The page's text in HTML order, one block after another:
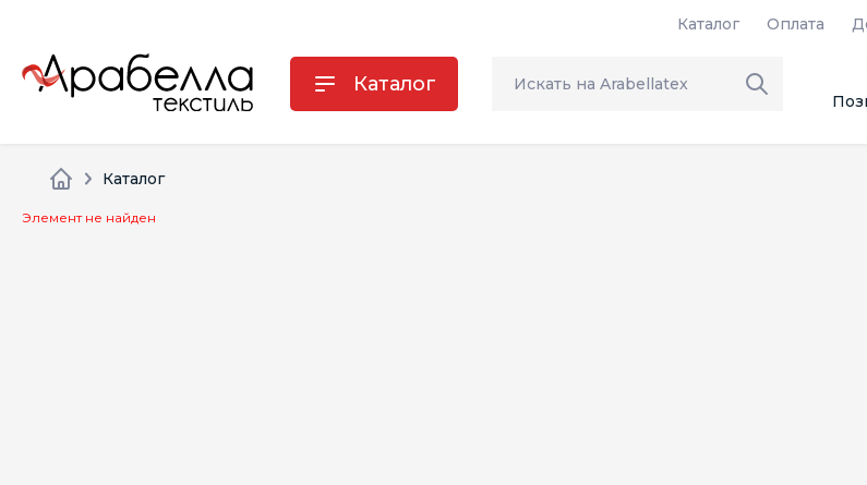
Каталог Оплата
Каталог
Каталог
Элемент не найден